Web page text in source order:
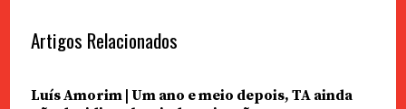
Artigos Relacionados
Luís Amorim | Um ano e meio depois, TA ainda